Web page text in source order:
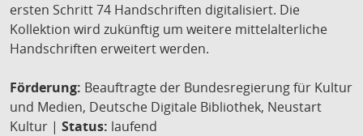
ersten Schritt 74 Handschriften digitalisiert. Die
Kollektion wird zukünftig um weitere mittelalterliche
Handschriften erweitert werden.
Förderung: Beauftragte der Bundesregierung für Kultur
und Medien, Deutsche Digitale Bibliothek, Neustart
Kultur | Status: laufend